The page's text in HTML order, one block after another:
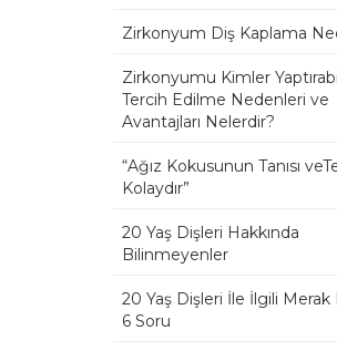
Zirkonyum Diş Kaplama
Zirkonyumu Kimler
Tercih Edilme Nedenleri ve
Avantajları Nelerdir?
“Ağız Kokusunun Tanısı
Kolaydır”
20 Yaş Dişleri Hakkında
Bilinmeyenler
20 Yaş Dişleri İle İlgili Merak
6 Soru